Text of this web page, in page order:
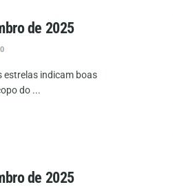
de 2025
0
estrelas indicam boas
do ...
de 2025